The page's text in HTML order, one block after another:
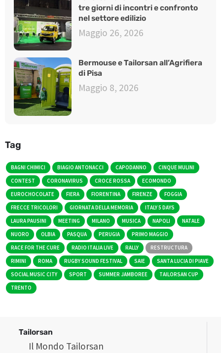
tre giorni di incontri e confronto
nel settore edilizio
Maggio 26, 2026
Bermouse e Tailorsan all’Agrifiera
di Pisa
Maggio 8, 2026
Tag
BAGNI CHIMICI BIAGIO ANTONACCI CAPODANNO
CINQUE MULINI
CONTEST
CORONAVIRUS CROCE ROSSA
ECOMONDO
EUROCHOCOLATE
FIERA FIORENTINA FIRENZE
FOGGIA
FRECCE TRICOLORI
GIORNATA DELLA MEMORIA
ITALY 5 DAYS
LAURA PAUSINI
MEETING MILANO MUSICA NAPOLI
NATALE
NUORO
OLBIA PASQUA PERUGIA
PRIMO MAGGIO
RACE FOR THE CURE
RADIO ITALIA LIVE RALLY
RESTRUCTURA
RIMINI
ROMA RUGBY SOUND FESTIVAL SAIE
SANTA LUCIA DI PIAVE
SOCIAL MUSIC CITY
SPORT SUMMER JAMBOREE
TAILORSAN CUP
TRENTO
Tailorsan
Il Mondo Tailorsan